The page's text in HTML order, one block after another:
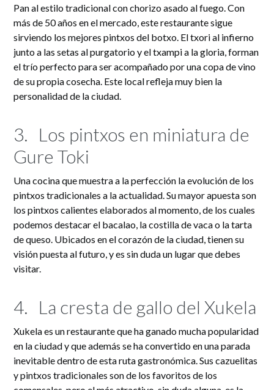
Pan al estilo tradicional con chorizo asado al fuego. Con
más de 50 años en el mercado, este restaurante sigue
sirviendo los mejores pintxos del botxo. El txori al infierno
junto a las setas al purgatorio y el txampi a la gloria, forman
el trío perfecto para ser acompañado por una copa de vino
de su propia cosecha. Este local refleja muy bien la
personalidad de la ciudad.
3. Los pintxos en miniatura de
Gure Toki
Una cocina que muestra a la perfección la evolución de los
pintxos tradicionales a la actualidad. Su mayor apuesta son
los pintxos calientes elaborados al momento, de los cuales
podemos destacar el bacalao, la costilla de vaca o la tarta
de queso. Ubicados en el corazón de la ciudad, tienen su
visión puesta al futuro, y es sin duda un lugar que debes
visitar.
4. La cresta de gallo del Xukela
Xukela es un restaurante que ha ganado mucha popularidad
en la ciudad y que además se ha convertido en una parada
inevitable dentro de esta ruta gastronómica. Sus cazuelitas
y pintxos tradicionales son de los favoritos de los